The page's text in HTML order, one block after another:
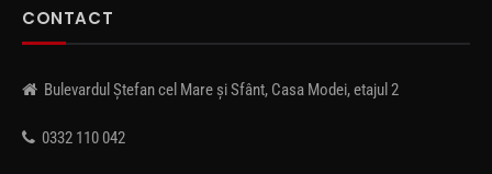
CONTACT
Bulevardul Ștefan cel Mare și Sfânt, Casa Modei, etajul 2
0332 110 042